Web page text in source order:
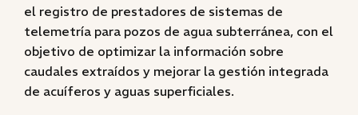
el registro de prestadores de sistemas de
telemetría para pozos de agua subterránea, con el
objetivo de optimizar la información sobre
caudales extraídos y mejorar la gestión integrada
de acuíferos y aguas superficiales.